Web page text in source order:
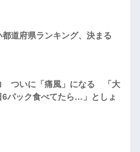
道府県ランキング、決まる
ついに「痛風」になる 「大
6パック食べてたら…」としょ